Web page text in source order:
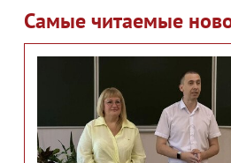
Самые читаемые